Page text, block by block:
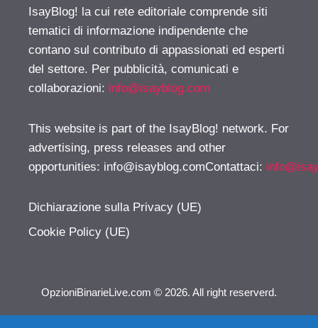
IsayBlog! la cui rete editoriale comprende siti
tematici di informazione indipendente che
contano sul contributo di appassionati ed esperti
del settore. Per pubblicità, comunicati e
collaborazioni: info@isayblog.com
This website is part of the IsayBlog! network. For
advertising, press releases and other
opportunities: info@isayblog.comContattaci:
Dichiarazione sulla Privacy (UE)
Cookie Policy (UE)
OpzioniBinarieLive.com © 2026. All right reserverd.